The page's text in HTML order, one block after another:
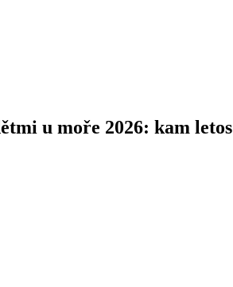
u moře 2026: kam letos